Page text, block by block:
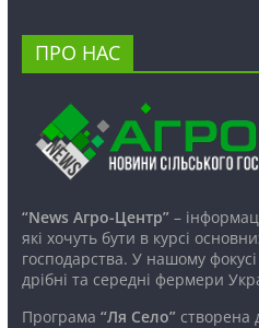
ПРО НАС
“News Агро-Центр”–
які хочуть бути в курсі
господарства. У нашому
дрібні та середні фермери
Програма “Ля Село”створена